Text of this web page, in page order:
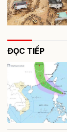
ĐỌC TIẾP